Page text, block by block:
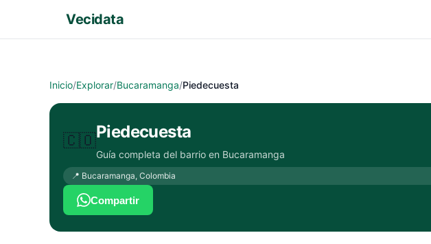
Vecidata
Inicio/Explorar/Bucaramanga/Piedecuesta
🇨🇴Piedecuesta
Guía completa del barrio en Bucaramanga
📍 Bucaramanga, Colombia
Compartir